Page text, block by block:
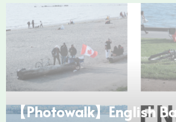
【Photowalk】English